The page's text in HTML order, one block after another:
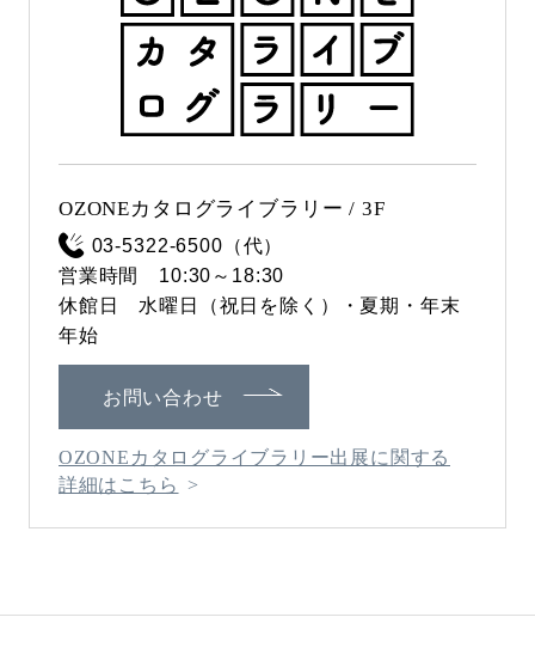
OZONEカタログライブラリー / 3F
03-5322-6500（代）
営業時間 10:30～18:30
休館日 水曜日（祝日を除く）・夏期・年末
年始
お問い合わせ
OZONEカタログライブラリー出展に関する
詳細はこちら